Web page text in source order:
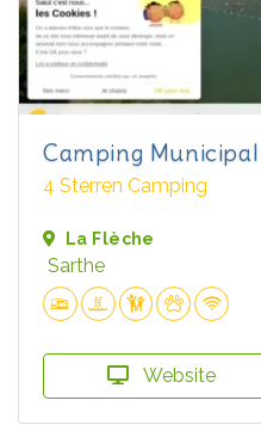
Camping
4 Sterren Camping
La Flèche
Sarthe
Website